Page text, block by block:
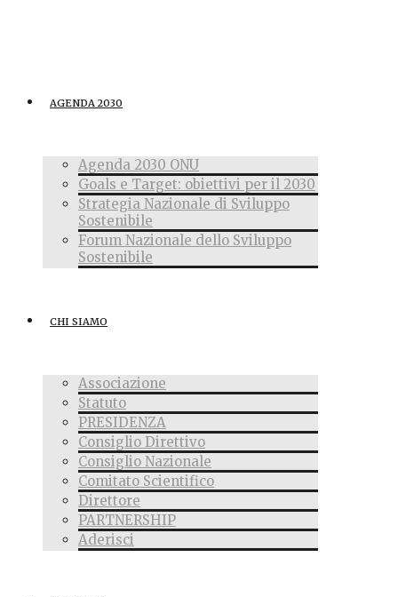
AGENDA 2030
Agenda 2030 ONU
Goals e Target: obiettivi per il 2030
Strategia Nazionale di Sviluppo
Sostenibile
Forum Nazionale dello Sviluppo
Sostenibile
CHI SIAMO
Associazione
Statuto
PRESIDENZA
Consiglio Direttivo
Consiglio Nazionale
Comitato Scientifico
Direttore
PARTNERSHIP
Aderisci